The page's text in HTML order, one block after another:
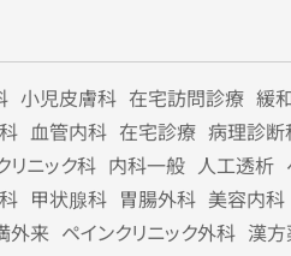
小児皮膚科 在宅訪問診療 緩
血管内科 在宅診療 病理診断
リニック科 内科一般 人工透析
甲状腺科 胃腸外科 美容内科
外来 ペインクリニック外科 漢方